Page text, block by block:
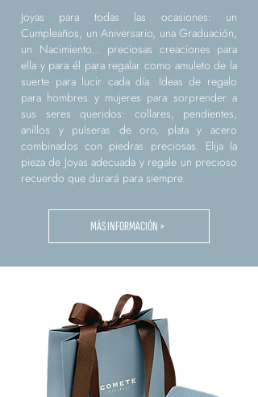
Joyas para todas las ocasiones: un
Cumpleaños, un Aniversario, una Graduación,
un Nacimiento... preciosas creaciones para
ella y para él para regalar como amuleto de la
suerte para lucir cada día. Ideas de regalo
para hombres y mujeres para sorprender a
sus seres queridos: collares, pendientes,
anillos y pulseras de oro, plata y acero
combinados con piedras preciosas. Elija la
pieza de Joyas adecuada y regale un precioso
recuerdo que durará para siempre.
MÁS INFORMACIÓN >